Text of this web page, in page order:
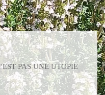
PAS UNE UTOPIE